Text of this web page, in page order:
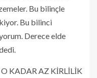
Bu bilinçle
Bu bilinci
Derece elde
KADAR AZ KİRLİLİK